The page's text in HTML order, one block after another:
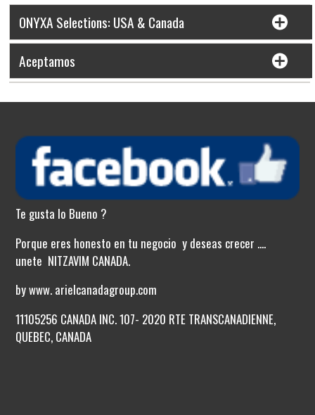
ONYXA Selections: USA & Canada
Aceptamos
Te gusta lo Bueno ?
Porque eres honesto en tu negocio y deseas crecer ....
unete NITZAVIM CANADA.
by www. arielcanadagroup.com
11105256 CANADA INC. 107- 2020 RTE TRANSCANADIENNE,
QUEBEC, CANADA